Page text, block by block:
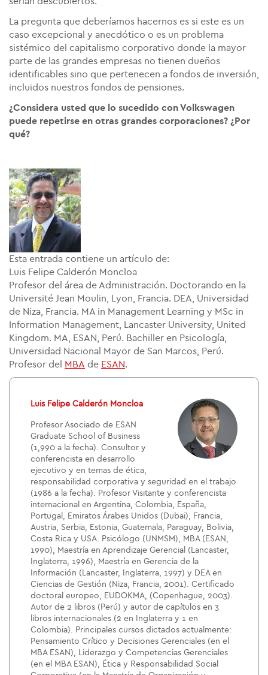
La pregunta que deberíamos hacernos es si este es un
caso excepcional y anecdótico o es un problema
sistémico del capitalismo corporativo donde la mayor
parte de las grandes empresas no tienen dueños
identificables sino que pertenecen a fondos de inversión,
incluidos nuestros fondos de pensiones.
¿Considera usted que lo sucedido con Volkswagen
puede repetirse en otras grandes corporaciones? ¿Por
qué?
Esta entrada contiene un artículo de:
Luis Felipe Calderón Moncloa
Profesor del área de Administración. Doctorando en la
Université Jean Moulin, Lyon, Francia. DEA, Universidad
de Niza, Francia. MA in Management Learning y MSc in
Information Management, Lancaster University, United
Kingdom. MA, ESAN, Perú. Bachiller en Psicología,
Universidad Nacional Mayor de San Marcos, Perú.
Profesor del
MBA de ESAN.
Luis Felipe Calderón Moncloa
Profesor Asociado de ESAN
Graduate School of Business
(1,990 a la fecha). Consultor y
conferencista en desarrollo
ejecutivo y en temas de ética,
responsabilidad corporativa y seguridad en el trabajo
(1986 a la fecha). Profesor Visitante y conferencista
internacional en Argentina, Colombia, España,
Portugal, Emiratos Árabes Unidos (Dubai), Francia,
Austria, Serbia, Estonia, Guatemala, Paraguay, Bolivia,
Costa Rica y USA. Psicólogo (UNMSM), MBA (ESAN,
1990), Maestría en Aprendizaje Gerencial (Lancaster,
Inglaterra, 1996), Maestría en Gerencia de la
Información (Lancaster, Inglaterra, 1997) y DEA en
Ciencias de Gestión (Niza, Francia, 2001). Certificado
doctoral europeo, EUDOKMA, (Copenhague, 2003).
Autor de 2 libros (Perú) y autor de capítulos en 3
libros internacionales (2 en Inglaterra y 1 en
Colombia). Principales cursos dictados actualmente:
Pensamiento Crítico y Decisiones Gerenciales (en el
MBA ESAN), Liderazgo y Competencias Gerenciales
(en el MBA ESAN), Ética y Responsabilidad Social